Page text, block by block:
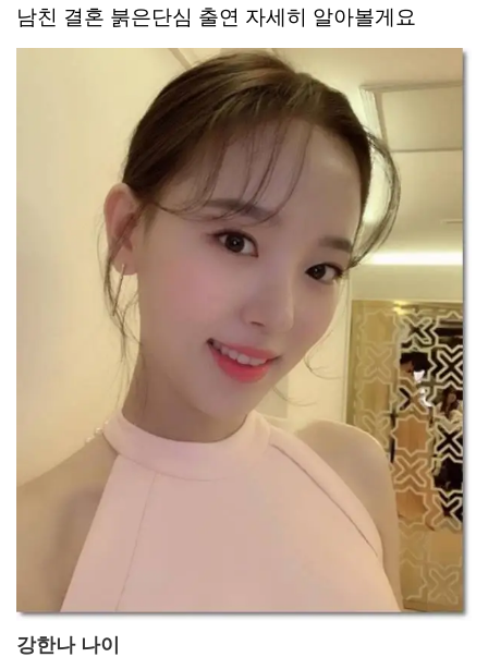
남친 결혼 붉은단심 출연 자세히 알아볼게요
강한나 나이